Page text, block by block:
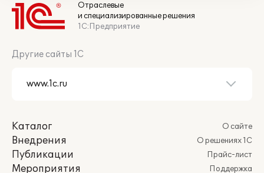
Отраслевые
и специализированные решения
1С:Предприятие
Другие сайты 1С
Каталог
Внедрения
Публикации
Мероприятия
О сайте
О решениях 1С
Прайс-лист
Поддержка